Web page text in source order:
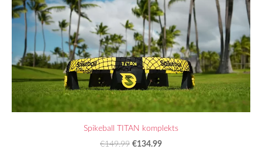
Spikeball TITAN komplekts
€149.99 €134.99